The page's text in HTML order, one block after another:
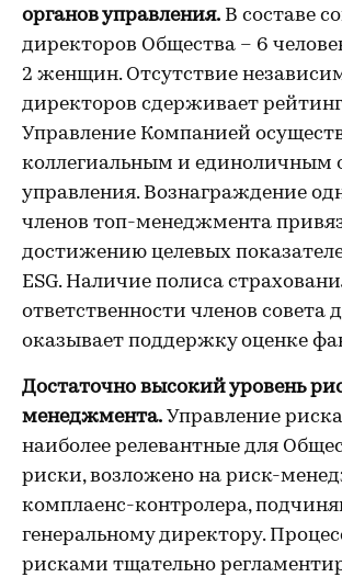
органов управления. В составе
директоров Общества – 6
2 женщин. Отсутствие
директоров сдерживает
Управление Компанией
коллегиальным и единоличным
управления. Вознаграждение
членов топ-менеджмента
достижению целевых
ESG. Наличие полиса
ответственности членов совета
оказывает поддержку оценке
Достаточно высокий уровень
менеджмента. Управление
наиболее релевантные для
риски, возложено на риск-
комплаенс-контролера,
генеральному директору.
рисками тщательно